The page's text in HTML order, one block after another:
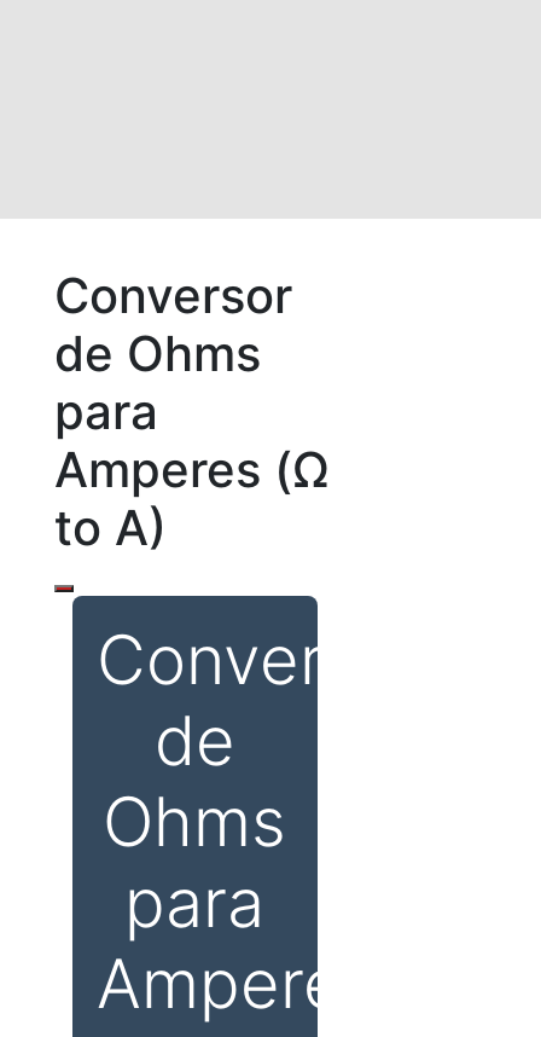
Conversor
de Ohms
para
Amperes (Ω
to A)
Conversor
de
Ohms
para
Amperes